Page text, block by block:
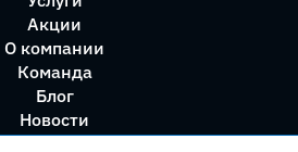
Акции
О компании
Команда
Блог
Новости